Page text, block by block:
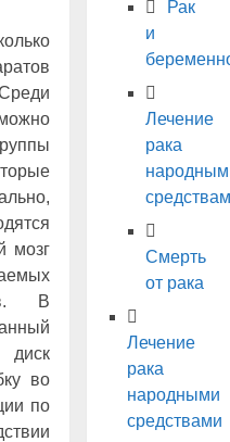
мозг
В
диск
во
по
Рак
и
Лечение
рака
Смерть
от рака
Лечение
рака
народными
средствами